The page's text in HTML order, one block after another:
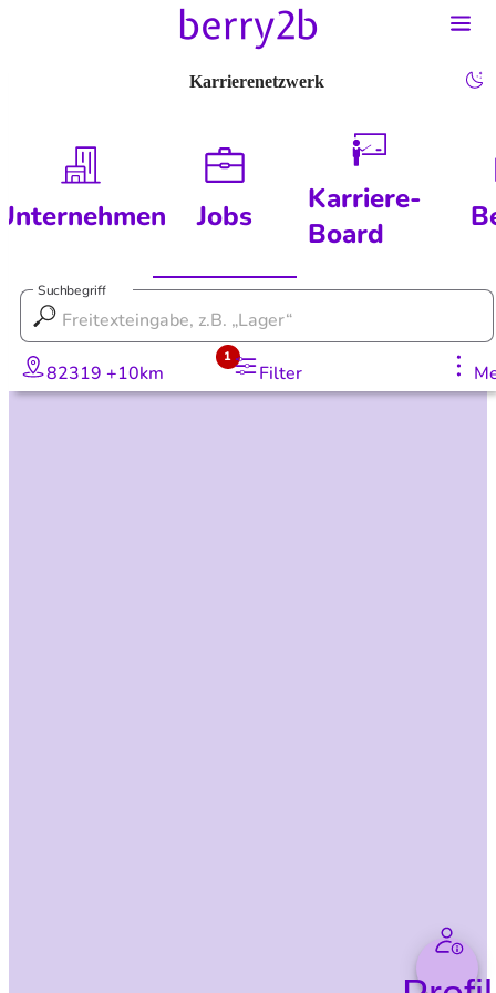
Karrierenetzwerk
Jobs
Karriere-
Board
Suchbegriff
82319 +10km Filter
1